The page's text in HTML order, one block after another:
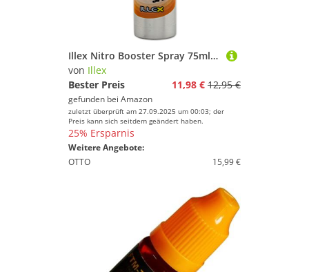
Illex Nitro Booster Spray 75ml - Lockstoff für Fische, Geschmack:Garlic
von Illex
Bester Preis
11,98 € 12,95 €
gefunden bei Amazon
zuletzt überprüft am 27.09.2025 um 00:03; der
Preis kann sich seitdem geändert haben.
25% Ersparnis
Weitere Angebote:
OTTO
15,99 €